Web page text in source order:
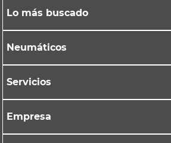
Lo más buscado
Neumáticos
Servicios
Empresa